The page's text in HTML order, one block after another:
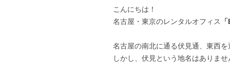
こんにちは！
名古屋・東京のレンタルオフィス
名古屋の南北に通る伏見通、東西
しかし、伏見という地名はありませ